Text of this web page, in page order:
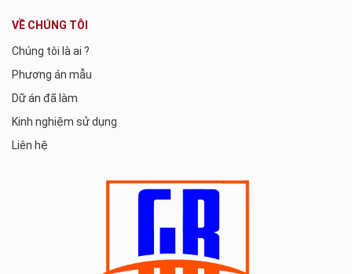
VỀ CHÚNG TÔI
Chúng tôi là ai ?
Phương án mẫu
Dữ án đã làm
Kinh nghiệm sử dụng
Liên hệ